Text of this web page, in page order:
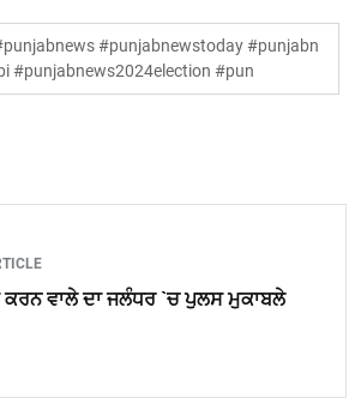
#punjabnewstoday #punjabn
#punjabnews2024election #pun
ਕਰਨ ਵਾਲੇ ਦਾ ਜਲੰਧਰ `ਚ ਪੁਲਸ ਮੁਕਾਬਲੇ